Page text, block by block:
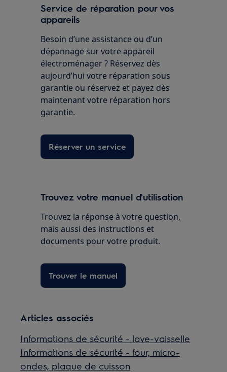
Service de réparation pour vos
appareils
Besoin d’une assistance ou d’un
dépannage sur votre appareil
électroménager ? Réservez dès
aujourd’hui votre réparation sous
garantie ou réservez et payez dès
maintenant votre réparation hors
garantie.
Réserver un service
Trouvez votre manuel d'utilisation
Trouvez la réponse à votre question,
mais aussi des instructions et
documents pour votre produit.
Trouver le manuel
Articles associés
Informations de sécurité - lave-vaisselle
Informations de sécurité - four, micro-
ondes, plaque de cuisson